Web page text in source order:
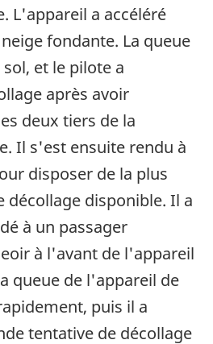
L'appareil a accéléré
fondante. La queue
et le pilote a
après avoir
deux tiers de la
Il s'est ensuite rendu à
disposer de la plus
décollage disponible. Il a
à un passager
à l'avant de l'appareil
queue de l'appareil de
puis il a
tentative de décollage